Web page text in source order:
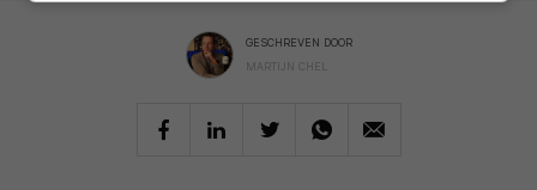
GESCHREVEN DOOR
MARTIJN CHEL